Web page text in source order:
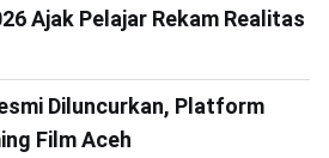
Ajak Pelajar Rekam Realitas
Diluncurkan, Platform
Film Aceh